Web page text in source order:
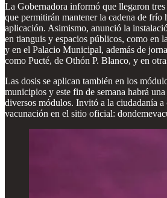
La Gobernadora informó que llegaron
que permitirán mantener la cadena de frío
aplicación. Asimismo, anunció la
en tianguis y espacios públicos, como en
y en el Palacio Municipal, además de
como Pucté, de Othón P. Blanco, y en
Las dosis se aplican también en los
municipios y este fin de semana habrá
diversos módulos. Invitó a la ciudadanía a
vacunación en el sitio oficial: